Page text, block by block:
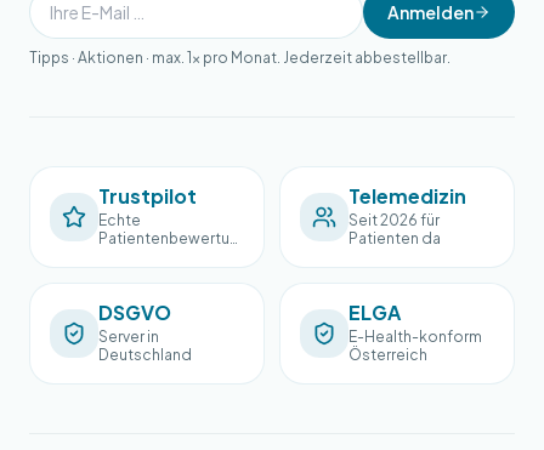
Anmelden
Tipps · Aktionen · max. 1× pro Monat. Jederzeit abbestellbar.
Trustpilot
Echte
Patientenbewertun
Telemedizin
Seit 2026 für
Patienten da
DSGVO
Server in
Deutschland
ELGA
E-Health-konform
Österreich